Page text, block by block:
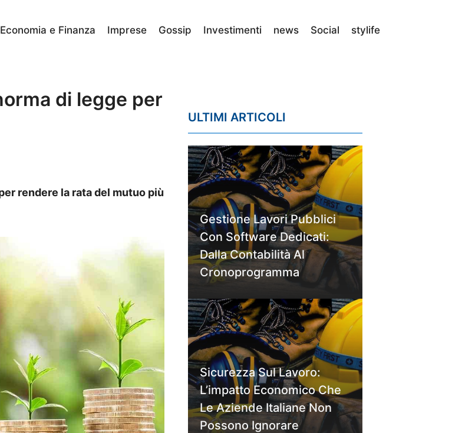
Economia e Finanza Imprese Gossip Investimenti news Social stylife
di legge per
rendere la rata del mutuo più
ULTIMI ARTICOLI
Gestione Lavori Pubblici
Con Software Dedicati:
Dalla Contabilità Al
Cronoprogramma
Sicurezza Sul Lavoro:
L’impatto Economico Che
Le Aziende Italiane Non
Possono Ignorare